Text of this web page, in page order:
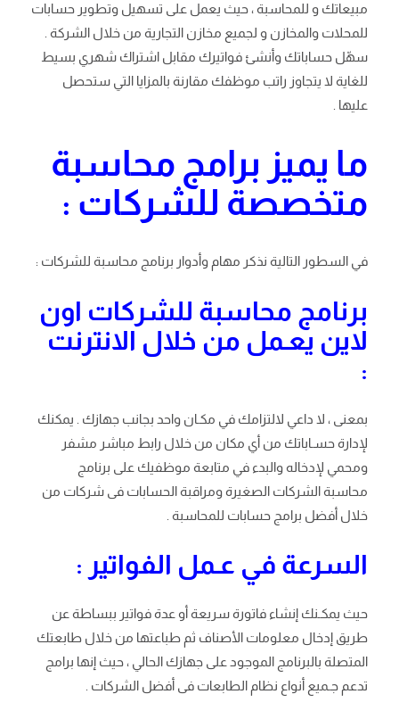
مبيعاتك و للمحاسبة ، حيث يعمل على تسهيل وتطوير حسابات
للمحلات والمخازن و لجميع مخازن التجارية من خلال الشركة .
سهّل حساباتك وأنشئ فواتيرك مقابل اشتراك شهري بسيط
للغاية لا يتجاوز راتب موظفك مقارنة بالمزايا التي ستحصل
عليها .
ما يميز برامج محاسبة
متخصصة للشركات :
في السطور التالية نذكر مهام وأدوار برنامج محاسبة للشركات :
برنامج محاسبة للشركات اون
لاين يعـمل من خلال الانترنت
:
بمعنى ، لا داعي لالتزامك في مكـان واحد بجانب جهازك . يمكنك
لإدارة حسـاباتك من أي مكان من خلال رابط مباشر مشفر
ومحمي لإدخاله والبدء في متابعة موظفيك على برنامج
محاسبة الشركات الصغيرة ومراقبة الحسابات فى شركات من
خلال أفضل برامج حسابات للمحاسبة .
السرعة في عـمل الفواتير :
حيث يمكـنك إنشاء فاتورة سريعة أو عدة فواتير ببساطة عن
طريق إدخال معلومات الأصناف ثم طباعتها من خلال طابعتك
المتصلة بالبرنامج الموجود على جهازك الحالي ، حيث إنها برامج
تدعم جـميع أنواع نظام الطابعات فى أفضل الشركات .